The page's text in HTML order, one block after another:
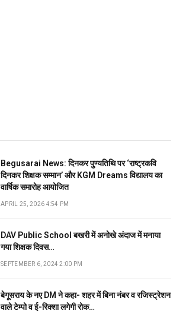
Begusarai News: दिनकर पुण्यतिथि पर ‘राष्ट्रकवि
दिनकर शिक्षक सम्मान’ और KGM Dreams विद्यालय का
वार्षिक समारोह आयोजित
APRIL 25, 2026 4:54 PM
DAV Public School बखरी में अनोखे अंदाज में मनाया
गया शिक्षक दिवस…
SEPTEMBER 6, 2024 2:00 PM
बेगूसराय के नए DM ने कहा- शहर में बिना नंबर व रजिस्ट्रेशन
वाले टेम्पो व ई-रिक्शा लगेगी रोक…